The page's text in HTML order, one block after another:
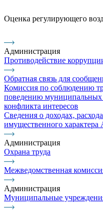
Оценка регулирующего
Администрация
Противодействие
Обратная связь для
Комиссия по соблюдению
поведению
конфликта интересов
Сведения о доходах,
имущественного
Администрация
Охрана труда
Межведомственная
Администрация
Муниципальные